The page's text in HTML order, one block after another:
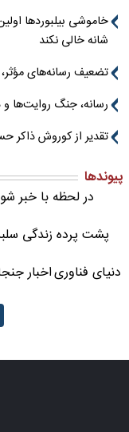
خاموشی بیلبوردها
شانه خالی نکند
تضعیف رسانه‌های
رسانه، جنگ روایت‌ها
تقدیر از کوروش ذاکر
پیوندها
در لحظه با خبر
پشت پرده زندگی
دنیای فناوریاخبار